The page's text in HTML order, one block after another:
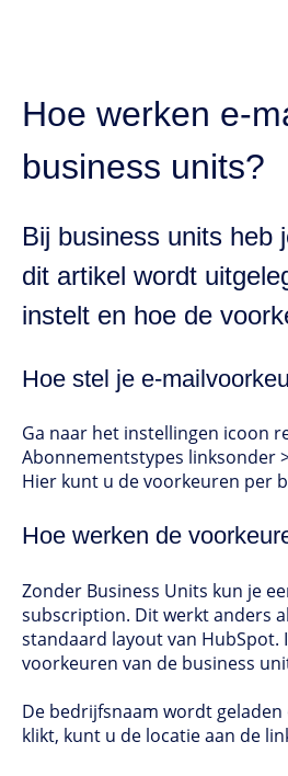
Hoe werken e-
business units?
Bij business units heb
dit artikel wordt
instelt en hoe de
Hoe stel je e-
Ga naar het instellingen icoon
Abonnementstypes linksonder
Hier kunt u de voorkeuren per
Hoe werken de
Zonder Business Units kun je
subscription. Dit werkt anders
standaard layout van
voorkeuren van de business
De bedrijfsnaam wordt
klikt, kunt u de locatie aan de